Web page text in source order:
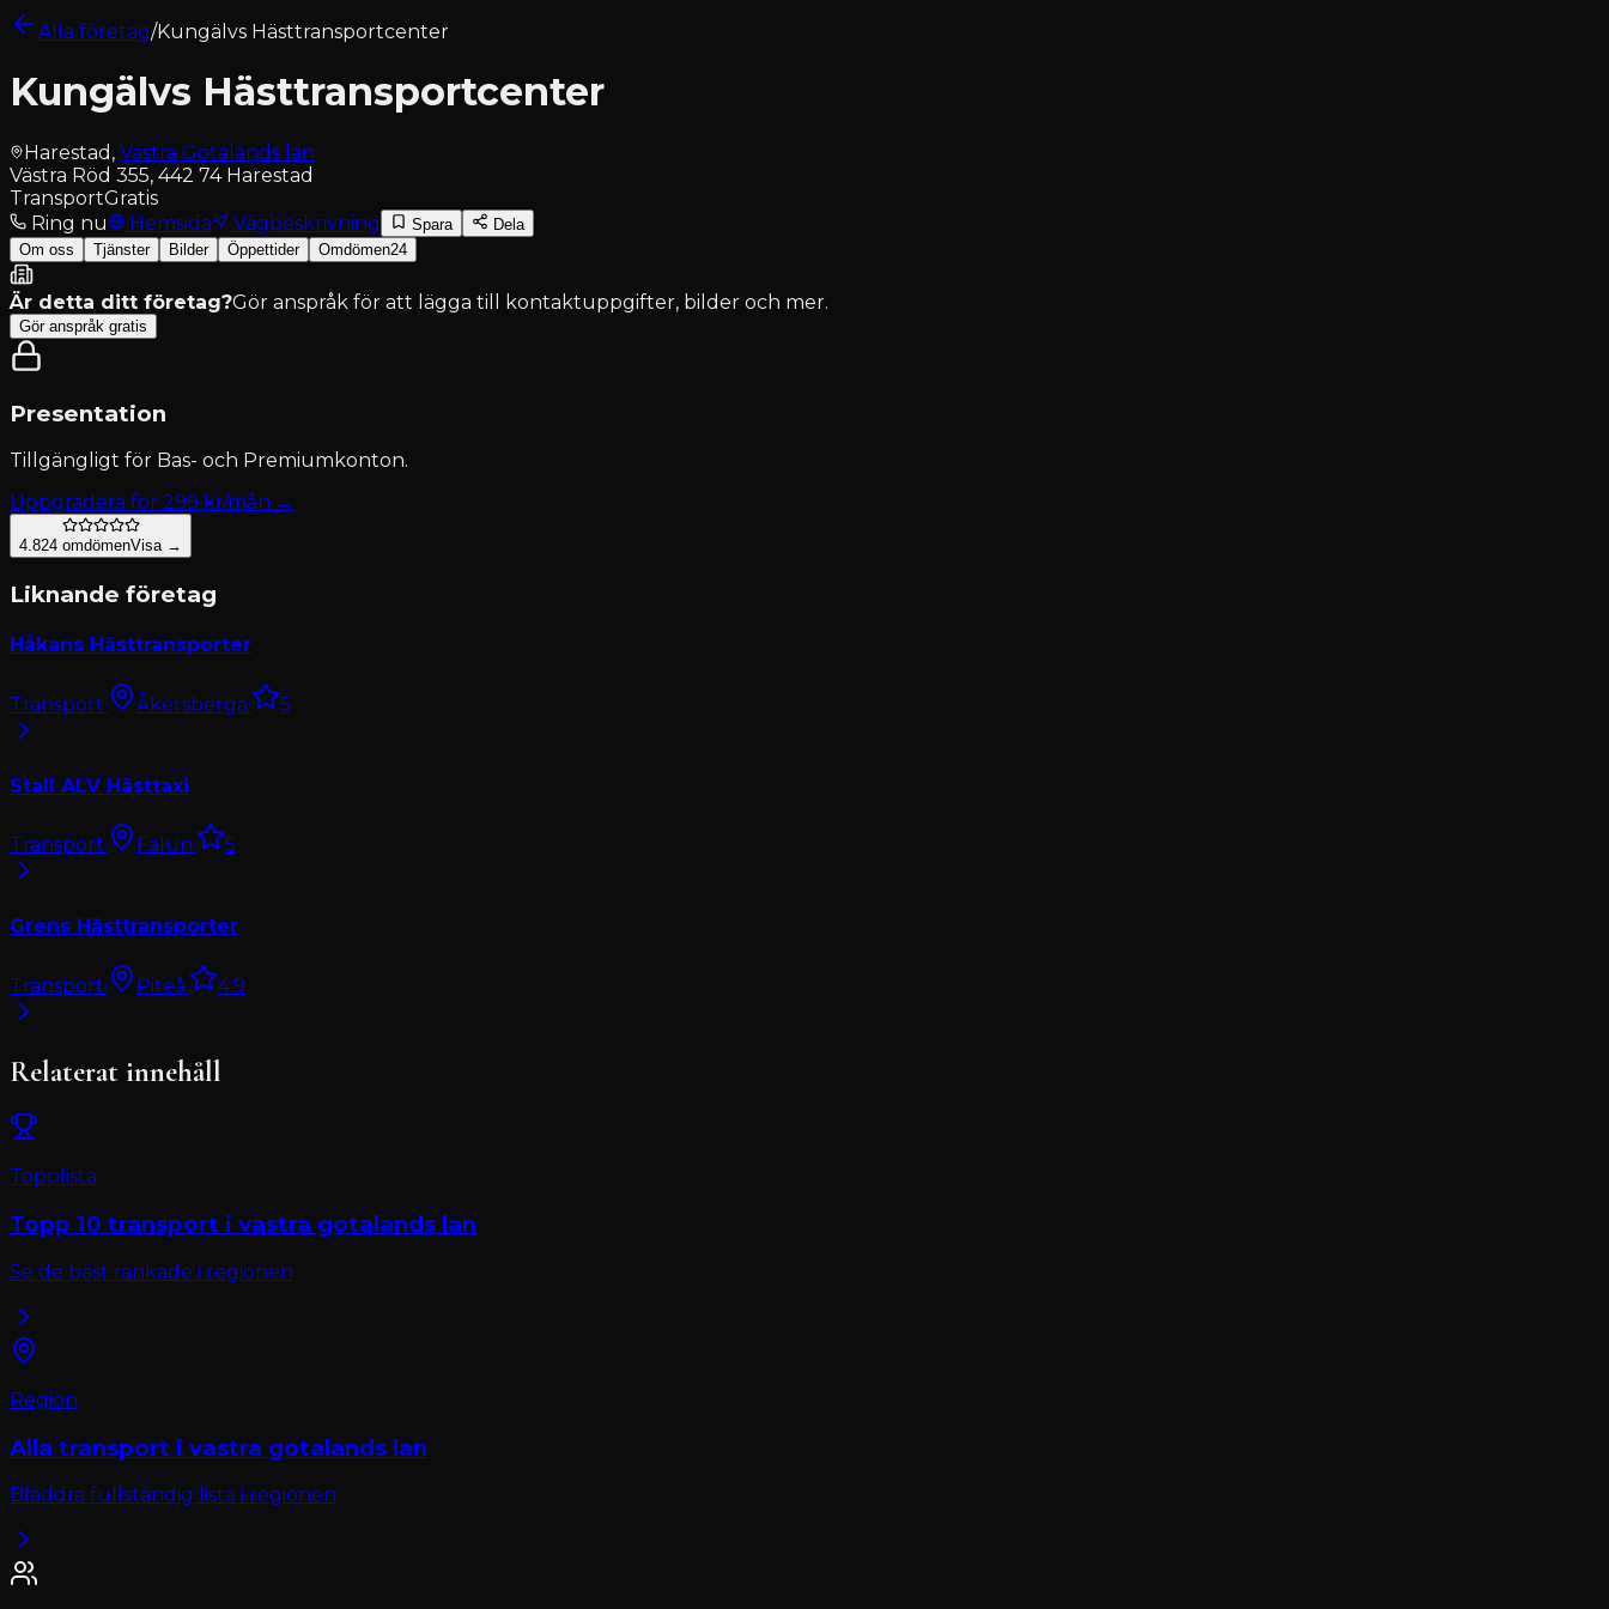
Alla företag/Kungälvs Hästtransportcenter
Kungälvs Hästtransportcenter
Harestad , Västra Götalands län
Västra Röd 355, 442 74 Harestad
TransportGratis
Ring nu
Hemsida Vägbeskrivning Spara
Dela
Om oss
Tjänster Bilder Öppettider Omdömen24
Är detta ditt företag?Gör anspråk för att lägga till kontaktuppgifter, bilder och mer.
Gör anspråk gratis
Presentation
Tillgängligt för Bas- och Premiumkonton.
Uppgradera för 299 kr/mån →
4.824 omdömenVisa →
Liknande företag
Håkans Hästtransporter
Transport· Åkersberga· 5
Stall ALV Hästtaxi
Transport· Falun· 5
Grens Hästtransporter
Transport· Piteå· 4.9
Relaterat innehåll
Topplista
Topp 10 transport i vastra gotalands lan
Se de bäst rankade i regionen
Region
Alla transport i vastra gotalands lan
Bläddra fullständig lista i regionen